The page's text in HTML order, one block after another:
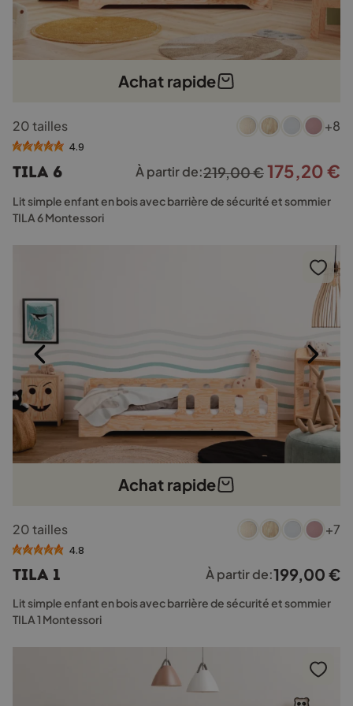
Achat rapide
produit
a
variations.
Les
options
peuvent
page
du
produit
20 tailles +8
4.9
TILA 6 À partir de:219,00€Le
219,00 €.
175,20€
Lit simple enfant en bois avec barrière de sécurité et sommier
TILA 6 Montessori
Achat rapide
produit
a
variations.
Les
options
être
20 tailles +7
4.8
TILA 1 À partir de:199,00 €
Lit simple enfant en bois avec barrière de sécurité et sommier
TILA 1 Montessori